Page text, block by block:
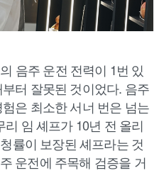
음주 운전 전력이 1번 있
터 잘못된 것이었다. 음주
은 최소한 서너 번은 넘는
임 셰프가 10년 전 올리
률이 보장된 셰프라는 것
운전에 주목해 검증을 거